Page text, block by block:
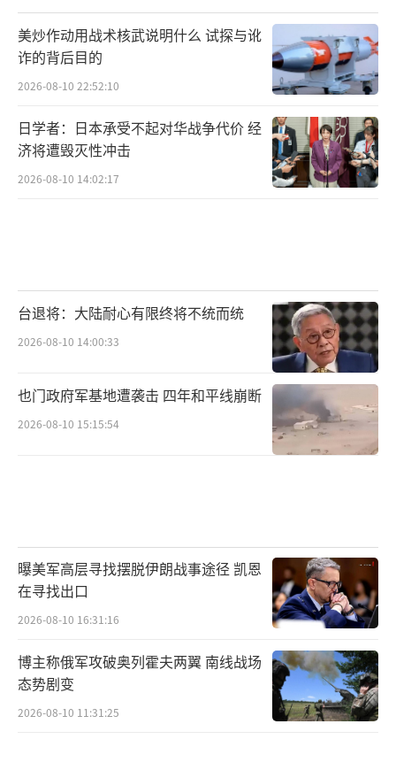
美炒作动用战术核武说明什么 试探与讹
诈的背后目的
2026-08-10 22:52:10
日学者：日本承受不起对华战争代价 经
济将遭毁灭性冲击
2026-08-10 14:02:17
台退将：大陆耐心有限终将不统而统
2026-08-10 14:00:33
也门政府军基地遭袭击 四年和平线崩断
2026-08-10 15:15:54
曝美军高层寻找摆脱伊朗战事途径 凯恩
在寻找出口
2026-08-10 16:31:16
博主称俄军攻破奥列霍夫两翼 南线战场
态势剧变
2026-08-10 11:31:25